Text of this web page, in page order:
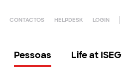
CONTACTOS HELPDESK LOGIN
Pessoas Life at ISEG